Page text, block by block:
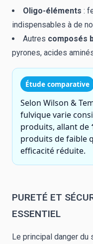
Oligo-éléments :
indispensables à de
Autres composés
pyrones, acides
Étude comparative
Selon Wilson &
fulvique varie
produits, allant de
produits de faible
efficacité réduite.
PURETÉ ET
ESSENTIEL
Le principal danger du